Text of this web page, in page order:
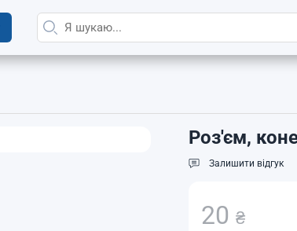
Роз'єм,
Залишити відгук
20 ₴